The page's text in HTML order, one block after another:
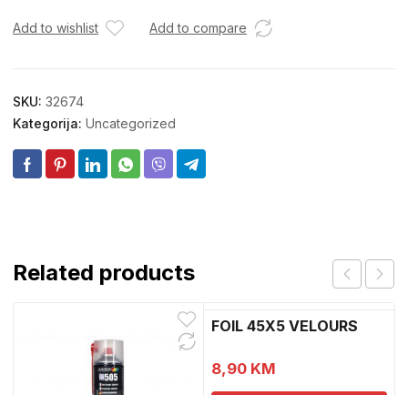
Add to wishlist Add to compare
SKU: 32674
Kategorija: Uncategorized
Related products
FOIL 45X5 VELOURS
8,90 KM